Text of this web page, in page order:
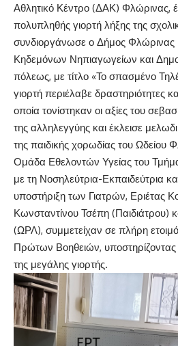
Αθλητικό Κέντρο (ΔΑΚ) Φλώρινας,
πολυπληθής γιορτή λήξης της
συνδιοργάνωσε ο Δήμος Φλώρινας
Κηδεμόνων Νηπιαγωγείων και
πόλεως, με τίτλο «Το σπασμένο
γιορτή περιέλαβε δραστηριότητες
οποία τονίστηκαν οι αξίες του
της αλληλεγγύης και έκλεισε
της παιδικής χορωδίας του Ωδείου
Ομάδα Εθελοντών Υγείας του
με τη Νοσηλεύτρια-Εκπαιδεύτρια
υποστήριξη των Γιατρών, Εριέτας
Κωνσταντίνου Τσέπη (Παιδιάτρου)
(ΩΡΛ), συμμετείχαν σε πλήρη
Πρώτων Βοηθειών,
της μεγάλης γιορτής.